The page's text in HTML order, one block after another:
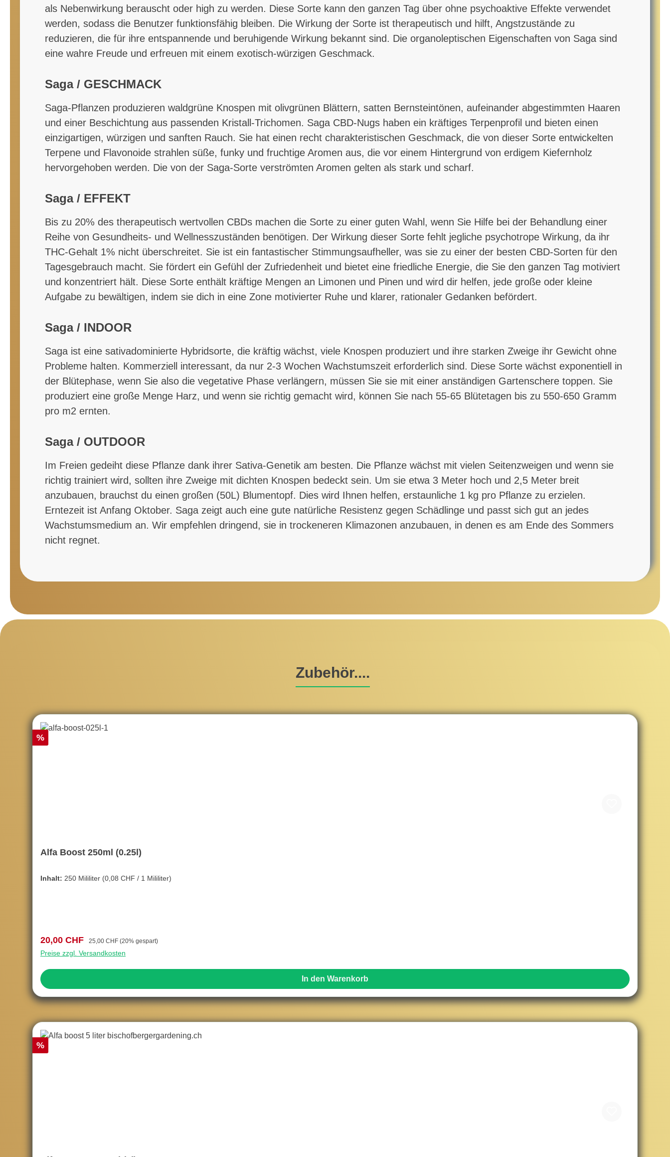
als Nebenwirkung berauscht oder high zu werden. Diese Sorte kann den ganzen Tag über ohne psychoaktive Effekte verwendet
werden, sodass die Benutzer funktionsfähig bleiben. Die Wirkung der Sorte ist therapeutisch und hilft, Angstzustände zu
reduzieren, die für ihre entspannende und beruhigende Wirkung bekannt sind. Die organoleptischen Eigenschaften von Saga sind
eine wahre Freude und erfreuen mit einem exotisch-würzigen Geschmack.
Saga / GESCHMACK
Saga-Pflanzen produzieren waldgrüne Knospen mit olivgrünen Blättern, satten Bernsteintönen, aufeinander abgestimmten Haaren
und einer Beschichtung aus passenden Kristall-Trichomen. Saga CBD-Nugs haben ein kräftiges Terpenprofil und bieten einen
einzigartigen, würzigen und sanften Rauch. Sie hat einen recht charakteristischen Geschmack, die von dieser Sorte entwickelten
Terpene und Flavonoide strahlen süße, funky und fruchtige Aromen aus, die vor einem Hintergrund von erdigem Kiefernholz
hervorgehoben werden. Die von der Saga-Sorte verströmten Aromen gelten als stark und scharf.
Saga / EFFEKT
Bis zu 20% des therapeutisch wertvollen CBDs machen die Sorte zu einer guten Wahl, wenn Sie Hilfe bei der Behandlung einer
Reihe von Gesundheits- und Wellnesszuständen benötigen. Der Wirkung dieser Sorte fehlt jegliche psychotrope Wirkung, da ihr
THC-Gehalt 1% nicht überschreitet. Sie ist ein fantastischer Stimmungsaufheller, was sie zu einer der besten CBD-Sorten für den
Tagesgebrauch macht. Sie fördert ein Gefühl der Zufriedenheit und bietet eine friedliche Energie, die Sie den ganzen Tag motiviert
und konzentriert hält. Diese Sorte enthält kräftige Mengen an Limonen und Pinen und wird dir helfen, jede große oder kleine
Aufgabe zu bewältigen, indem sie dich in eine Zone motivierter Ruhe und klarer, rationaler Gedanken befördert.
Saga / INDOOR
Saga ist eine sativadominierte Hybridsorte, die kräftig wächst, viele Knospen produziert und ihre starken Zweige ihr Gewicht ohne
Probleme halten. Kommerziell interessant, da nur 2-3 Wochen Wachstumszeit erforderlich sind. Diese Sorte wächst exponentiell in
der Blütephase, wenn Sie also die vegetative Phase verlängern, müssen Sie sie mit einer anständigen Gartenschere toppen. Sie
produziert eine große Menge Harz, und wenn sie richtig gemacht wird, können Sie nach 55-65 Blütetagen bis zu 550-650 Gramm
pro m2 ernten.
Saga / OUTDOOR
Im Freien gedeiht diese Pflanze dank ihrer Sativa-Genetik am besten. Die Pflanze wächst mit vielen Seitenzweigen und wenn sie
richtig trainiert wird, sollten ihre Zweige mit dichten Knospen bedeckt sein. Um sie etwa 3 Meter hoch und 2,5 Meter breit
anzubauen, brauchst du einen großen (50L) Blumentopf. Dies wird Ihnen helfen, erstaunliche 1 kg pro Pflanze zu erzielen.
Erntezeit ist Anfang Oktober. Saga zeigt auch eine gute natürliche Resistenz gegen Schädlinge und passt sich gut an jedes
Wachstumsmedium an. Wir empfehlen dringend, sie in trockeneren Klimazonen anzubauen, in denen es am Ende des Sommers
nicht regnet.
Zubehör....
Rabatt
%
Alfa Boost 250ml (0.25l)
Inhalt: 250 Mililiter (0,08 CHF / 1 Mililiter)
Verkaufspreis:
20,00 CHF Regulärer Preis:
25,00 CHF (20% gespart)
Preise zzgl. Versandkosten
In den Warenkorb
Rabatt
%